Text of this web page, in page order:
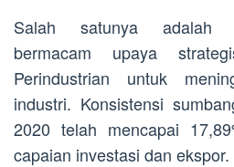
Salah satunya adalah
bermacam upaya
Perindustrian untuk
industri. Konsistensi
2020 telah mencapai
capaian investasi dan ekspor.